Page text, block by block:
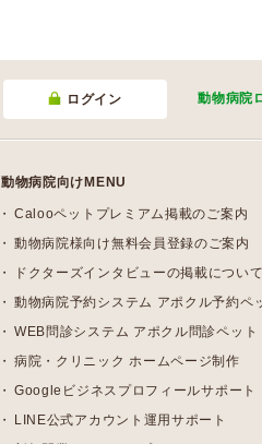
ログイン 動物病院
動物病院向けMENU
Calooペットプレミアム掲載のご案内
動物病院様向け無料会員登録のご案内
ドクターズインタビューの掲載について
動物病院予約システム アポクル予約ペ
WEB問診システム アポクル問診ペット
病院・クリニック ホームページ制作
Googleビジネスプロフィールサポート
LINE公式アカウント運用サポート